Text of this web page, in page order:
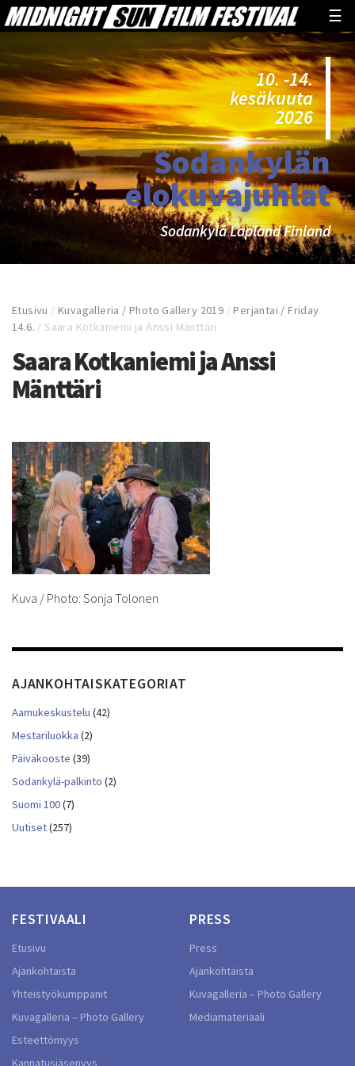
☰
10. -14.
kesäkuuta
2026
Sodankylän
elokuvajuhlat
Sodankylä Lapland Finland
Etusivu /Kuvagalleria / Photo Gallery 2019 /Perjantai / Friday
14.6. / Saara Kotkaniemi ja Anssi Mänttäri
Saara Kotkaniemi ja Anssi
Mänttäri
Kuva / Photo: Sonja Tolonen
AJANKOHTAISKATEGORIAT
Aamukeskustelu (42)
Mestariluokka (2)
Päiväkooste (39)
Sodankylä-palkinto (2)
Suomi 100(7)
Uutiset(257)
FESTIVAALI
Etusivu
Ajankohtaista
Yhteistyökumppanit
Kuvagalleria – Photo Gallery
Esteettömyys
Kannatusjäsenyys
PRESS
Press
Ajankohtaista
Kuvagalleria – Photo Gallery
Mediamateriaali